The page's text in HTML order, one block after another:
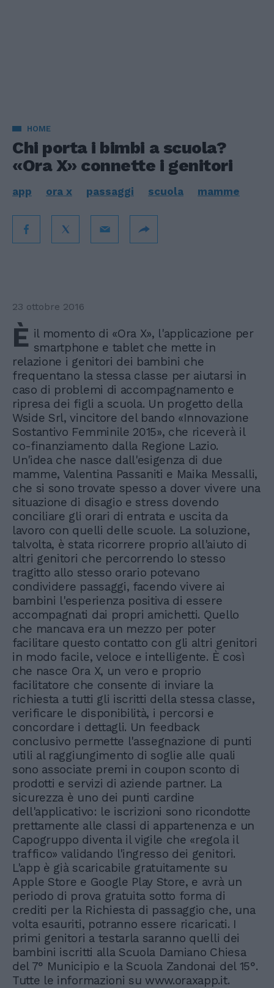
HOME
Chi porta i bimbi a scuola?
«Ora X» connette i genitori
app ora x passaggi scuola mamme
23 ottobre 2016
È il momento di «Ora X», l'applicazione per
smartphone e tablet che mette in
relazione i genitori dei bambini che
frequentano la stessa classe per aiutarsi in
caso di problemi di accompagnamento e
ripresa dei figli a scuola. Un progetto della
Wside Srl, vincitore del bando «Innovazione
Sostantivo Femminile 2015», che riceverà il
co-finanziamento dalla Regione Lazio.
Un'idea che nasce dall'esigenza di due
mamme, Valentina Passaniti e Maika Messalli,
che si sono trovate spesso a dover vivere una
situazione di disagio e stress dovendo
conciliare gli orari di entrata e uscita da
lavoro con quelli delle scuole. La soluzione,
talvolta, è stata ricorrere proprio all'aiuto di
altri genitori che percorrendo lo stesso
tragitto allo stesso orario potevano
condividere passaggi, facendo vivere ai
bambini l'esperienza positiva di essere
accompagnati dai propri amichetti. Quello
che mancava era un mezzo per poter
facilitare questo contatto con gli altri genitori
in modo facile, veloce e intelligente. È così
che nasce Ora X, un vero e proprio
facilitatore che consente di inviare la
richiesta a tutti gli iscritti della stessa classe,
verificare le disponibilità, i percorsi e
concordare i dettagli. Un feedback
conclusivo permette l'assegnazione di punti
utili al raggiungimento di soglie alle quali
sono associate premi in coupon sconto di
prodotti e servizi di aziende partner. La
sicurezza è uno dei punti cardine
dell'applicativo: le iscrizioni sono ricondotte
prettamente alle classi di appartenenza e un
Capogruppo diventa il vigile che «regola il
traffico» validando l'ingresso dei genitori.
L'app è già scaricabile gratuitamente su
Apple Store e Google Play Store, e avrà un
periodo di prova gratuita sotto forma di
crediti per la Richiesta di passaggio che, una
volta esauriti, potranno essere ricaricati. I
primi genitori a testarla saranno quelli dei
bambini iscritti alla Scuola Damiano Chiesa
del 7° Municipio e la Scuola Zandonai del 15°.
Tutte le informazioni su www.oraxapp.it.